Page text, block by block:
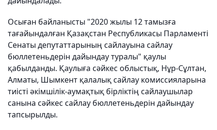
Осыған байланысты "2020 жылы 12 тамызға
тағайындалған Қазақстан Республикасы Парламенті
Сенаты депутаттарының сайлауына сайлау
бюллетеньдерін дайындау туралы" қаулы
қабылданды. Қаулыға сәйкес облыстық, Нұр-Сұлтан,
Алматы, Шымкент қалалық сайлау комиссияларына
тиісті әкімшілік-аумақтық бірліктің сайлаушылар
санына сәйкес сайлау бюллетеньдерін дайындау
тапсырылды.